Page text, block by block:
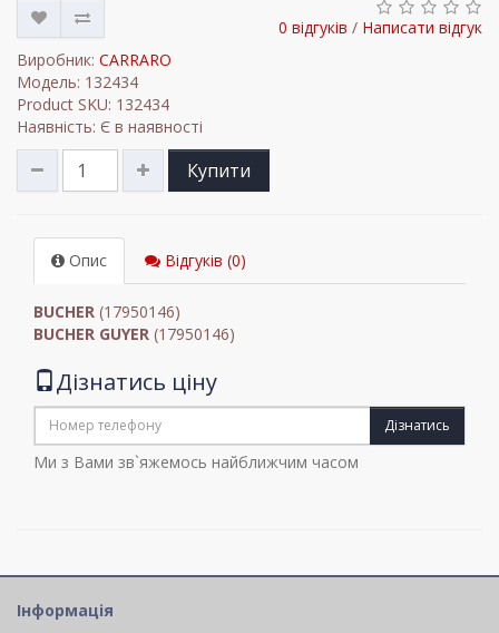
0 відгуків / Написати відгук
Виробник: CARRARO
Модель: 132434
Product SKU: 132434
Наявність: Є в наявності
Купити
Опис Відгуків (0)
BUCHER (17950146)
BUCHER GUYER (17950146)
Дізнатись ціну
Дізнатись
Ми з Вами зв`яжемось найближчим часом
Інформація